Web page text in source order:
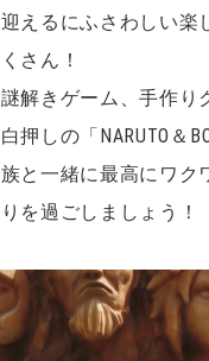
えるにふさわしい楽
さん！
解きゲーム、手作り
押しの「NARUTO＆
と一緒に最高にワク
を過ごしましょう！